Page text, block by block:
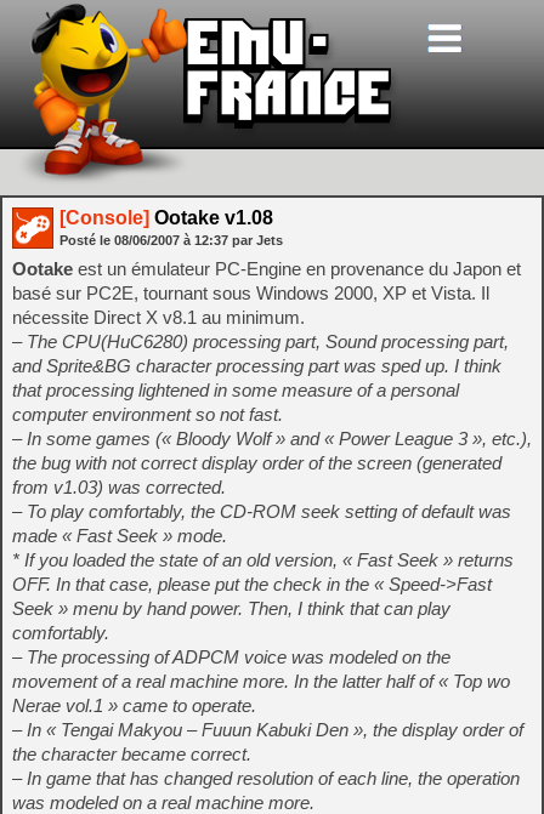
[Console] Ootake v1.08
Posté le 08/06/2007 à 12:37 par Jets
Ootake est un émulateur PC-Engine en provenance du Japon et
basé sur PC2E, tournant sous Windows 2000, XP et Vista. Il
nécessite Direct X v8.1 au minimum.
– The CPU(HuC6280) processing part, Sound processing part,
and Sprite&BG character processing part was sped up. I think
that processing lightened in some measure of a personal
computer environment so not fast.
– In some games (« Bloody Wolf » and « Power League 3 », etc.),
the bug with not correct display order of the screen (generated
from v1.03) was corrected.
– To play comfortably, the CD-ROM seek setting of default was
made « Fast Seek » mode.
* If you loaded the state of an old version, « Fast Seek » returns
OFF. In that case, please put the check in the « Speed->Fast
Seek » menu by hand power. Then, I think that can play
comfortably.
– The processing of ADPCM voice was modeled on the
movement of a real machine more. In the latter half of « Top wo
Nerae vol.1 » came to operate.
– In « Tengai Makyou – Fuuun Kabuki Den », the display order of
the character became correct.
– In game that has changed resolution of each line, the operation
was modeled on a real machine more.